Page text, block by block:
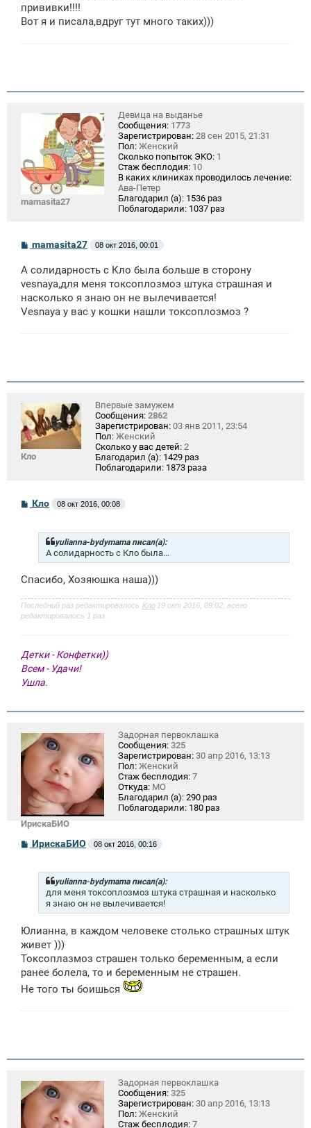
прививки!!!!
Вот я и писала,вдруг тут много таких)))
mamasita27
Девица на выданье
Сообщения: 1773
Зарегистрирован: 28 сен 2015, 21:31
Пол: Женский
Сколько попыток ЭКО: 1
Стаж бесплодия: 10
В каких клиниках проводилось лечение:
Ава-Петер
Благодарил (а): 1536 раз
Поблагодарили: 1037 раз
С
б
щ
н
и
mamasita27 08 окт 2016, 00:01
А солидарность с Кло была больше в сторону
vesnaya,для меня токсоплозмоз штука страшная и
насколько я знаю он не вылечивается!
Vesnaya у вас у кошки нашли токсоплозмоз ?
Кло
Впервые замужем
Сообщения: 2862
Зарегистрирован: 03 янв 2011, 23:54
Пол: Женский
Сколько у вас детей: 2
Благодарил (а): 1429 раз
Поблагодарили: 1873 раза
С
о
е
Кло 08 окт 2016, 00:08
yulianna-bydymama писал(а):
А солидарность с Кло была...
Спасибо, Хозяюшка наша)))
Последний раз редактировалось Кло19 окт 2016, 09:02, всего
редактировалось 1 раз.
Детки - Конфетки))
Всем - Удачи!
Ушла.
ИрискаБИО
Задорная первоклашка
Сообщения: 325
Зарегистрирован: 30 апр 2016, 13:13
Пол: Женский
Стаж бесплодия: 7
Откуда: МО
Благодарил (а): 290 раз
Поблагодарили: 180 раз
С
о
ИрискаБИО 08 окт 2016, 00:16
yulianna-bydymama писал(а):
для меня токсоплозмоз штука страшная и насколько
я знаю он не вылечивается!
Юлианна, в каждом человеке столько страшных штук
живет )))
Токсоплазмоз страшен только беременным, а если
ранее болела, то и беременным не страшен.
Не того ты боишься
Задорная первоклашка
Сообщения: 325
Зарегистрирован: 30 апр 2016, 13:13
Пол: Женский
Стаж бесплодия: 7